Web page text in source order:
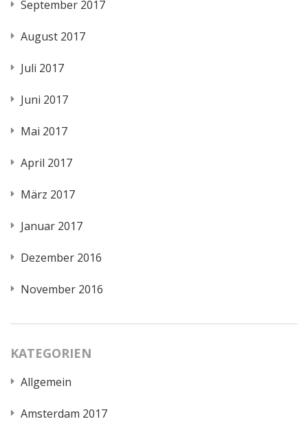
September 2017
August 2017
Juli 2017
Juni 2017
Mai 2017
April 2017
März 2017
Januar 2017
Dezember 2016
November 2016
KATEGORIEN
Allgemein
Amsterdam 2017